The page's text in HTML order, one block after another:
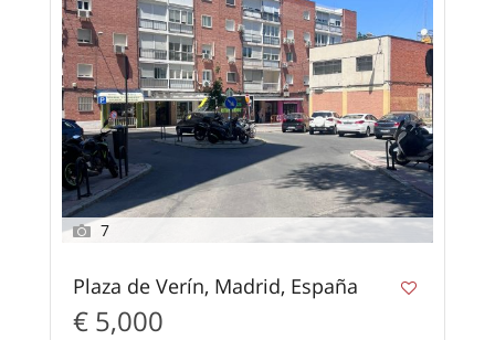
7
Plaza de Verín, Madrid, España
€ 5,000